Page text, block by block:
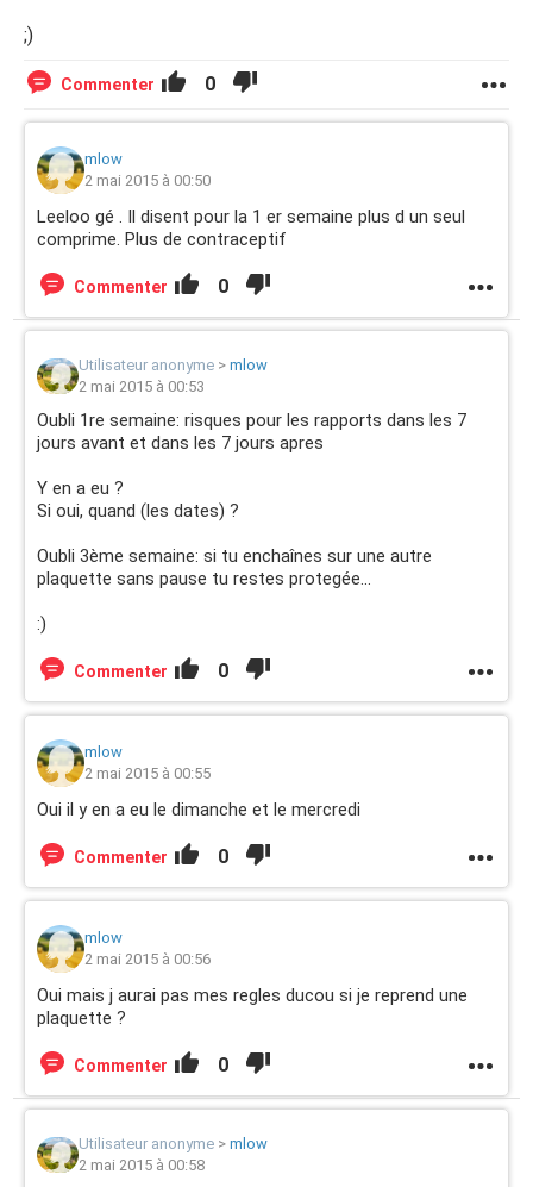
;)
Commenter 0
mlow
2 mai 2015 à 00:50
Leeloo gé . Il disent pour la 1 er semaine plus d un seul
comprime. Plus de contraceptif
Commenter 0
Utilisateur anonyme > mlow
2 mai 2015 à 00:53
Oubli 1re semaine: risques pour les rapports dans les 7
jours avant et dans les 7 jours apres
Y en a eu ?
Si oui, quand (les dates) ?
Oubli 3ème semaine: si tu enchaînes sur une autre
plaquette sans pause tu restes protegée...
:)
Commenter 0
mlow
2 mai 2015 à 00:55
Oui il y en a eu le dimanche et le mercredi
Commenter 0
mlow
2 mai 2015 à 00:56
Oui mais j aurai pas mes regles ducou si je reprend une
plaquette ?
Commenter 0
Utilisateur anonyme > mlow
2 mai 2015 à 00:58